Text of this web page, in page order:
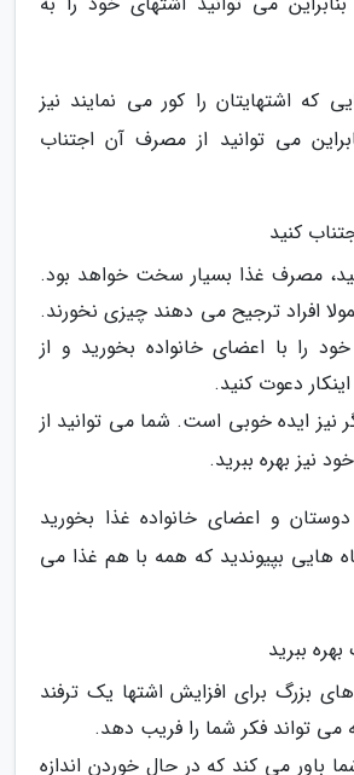
که اشتهایتان را کور می نمایند نیز
می توانید از مصرف آن اجتناب
کنید
مصرف غذا بسیار سخت خواهد بود.
افراد ترجیح می دهند چیزی نخورند.
را با اعضای خانواده بخورید و از
دعوت کنید.
نیز ایده خوبی است. شما می توانید از
نیز بهره ببرید.
دوستان و اعضای خانواده غذا بخورید
هایی بپیوندید که همه با هم غذا می
ببرید
بزرگ برای افزایش اشتها یک ترفند
تواند فکر شما را فریب دهد.
باور می کند که در حال خوردن اندازه